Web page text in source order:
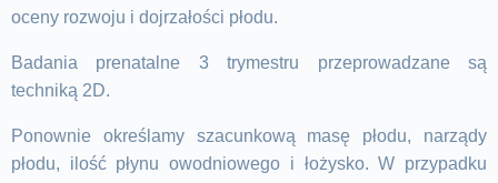
oceny rozwoju i dojrzałości płodu.
Badania prenatalne 3 trymestru przeprowadzane są
techniką 2D.
Ponownie określamy szacunkową masę płodu, narządy
płodu, ilość płynu owodniowego i łożysko. W przypadku